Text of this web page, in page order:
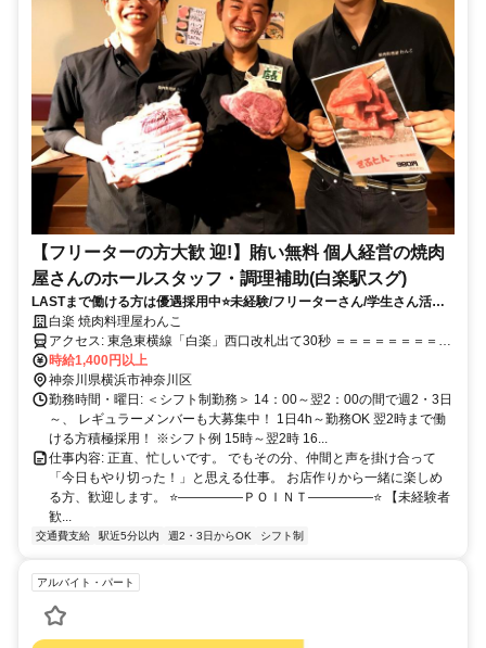
【フリーターの方大歓 迎!】賄い無料 個人経営の焼肉
屋さんのホールスタッフ・調理補助(白楽駅スグ)
LASTまで働ける方は優遇採用中⭐未経験/フリーターさん/学生さん活躍
中★ ジャンル問わず経験のある方は優遇★ 個人店ならではの自由度＆働
きやすさ☆
白楽 焼肉料理屋わんこ
アクセス: 東急東横線「白楽」西口改札出て30秒 ＝＝＝＝＝＝＝＝＝
＝＝＝＝＝＝＝＝＝＝＝＝
時給1,400円以上
神奈川県横浜市神奈川区
勤務時間・曜日: ＜シフト制勤務＞ 14：00～翌2：00の間で週2・3日
～、 レギュラーメンバーも大募集中！ 1日4h～勤務OK 翌2時まで働
ける方積極採用！ ※シフト例 15時～翌2時 16...
仕事内容: 正直、忙しいです。 でもその分、仲間と声を掛け合って
「今日もやり切った！」と思える仕事。 お店作りから一緒に楽しめ
る方、歓迎します。 ⭐―――――ＰＯＩＮＴ―――――⭐ 【未経験者
歓...
交通費支給 駅近5分以内 週2・3日からOK シフト制
アルバイト・パート